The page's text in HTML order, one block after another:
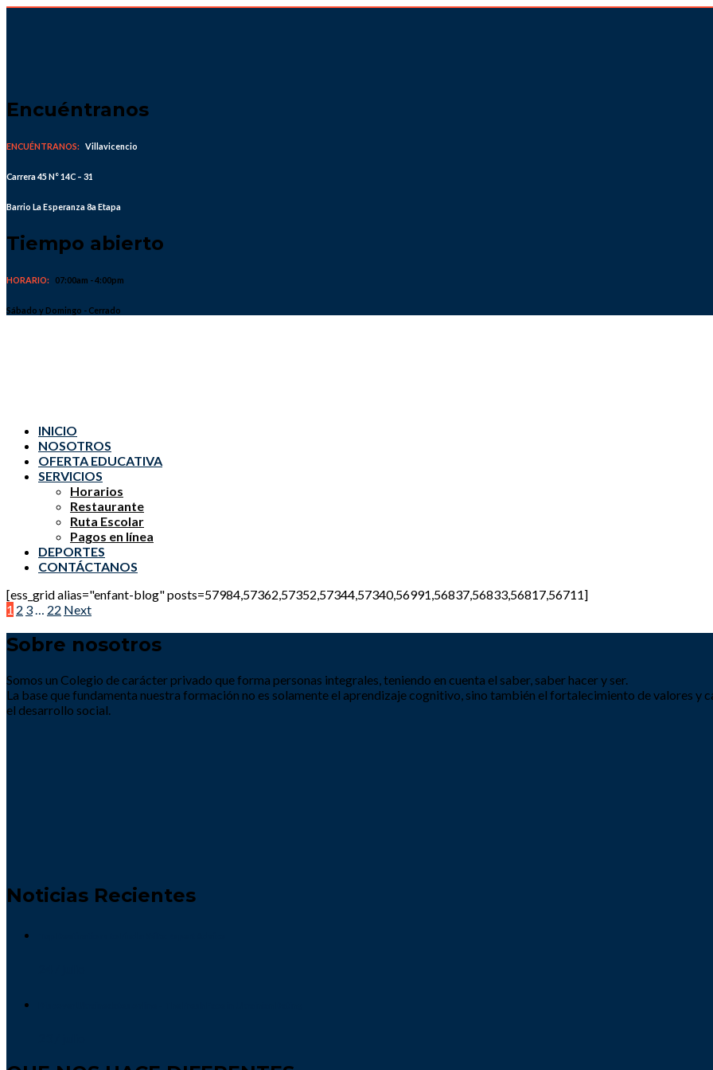
Encuéntranos
ENCUÉNTRANOS: Villavicencio
Carrera 45 N° 14C – 31
Barrio La Esperanza 8a Etapa
Tiempo abierto
HORARIO: 07:00am - 4:00pm
Sábado y Domingo - Cerrado
INICIO
NOSOTROS
OFERTA EDUCATIVA
SERVICIOS
Horarios
Restaurante
Ruta Escolar
Pagos en línea
DEPORTES
CONTÁCTANOS
[ess_grid alias="enfant-blog" posts=57984,57362,57352,57344,57340,56991,56837,56833,56817,56711]
Paginación
de
entradas
1 2 3 22 Next
Sobre nosotros
Somos un Colegio de carácter privado que forma personas integrales, teniendo en cuenta el saber, saber hacer y ser.
La base que fundamenta nuestra formación no es solamente el aprendizaje cognitivo, sino también el fortalecimiento de valores
el desarrollo social.
Noticias Recientes